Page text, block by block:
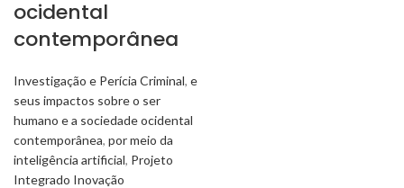
ocidental
contemporânea
Investigação e Perícia Criminal, e
seus impactos sobre o ser
humano e a sociedade ocidental
contemporânea, por meio da
inteligência artificial, Projeto
Integrado Inovação